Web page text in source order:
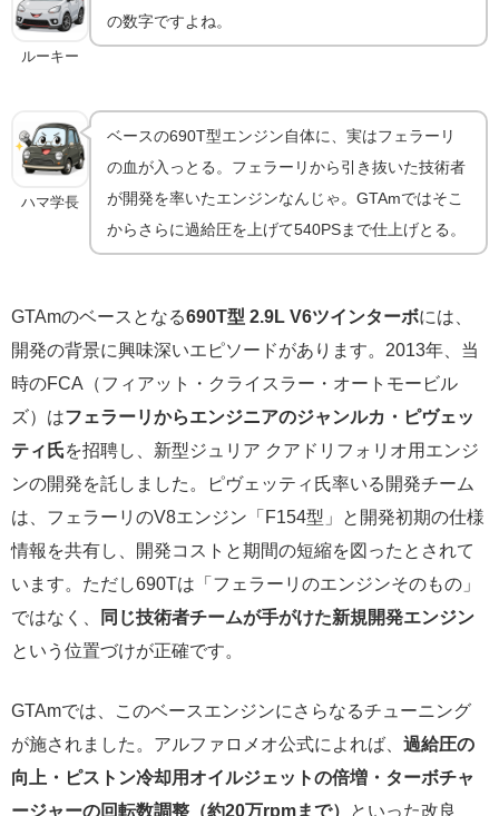
ルーキー
の数字ですよね。
ハマ学長
ベースの690T型エンジン自体に、実はフェラーリ
の血が入っとる。フェラーリから引き抜いた技術者
が開発を率いたエンジンなんじゃ。GTAmではそこ
からさらに過給圧を上げて540PSまで仕上げとる。
GTAmのベースとなる690T型 2.9L V6ツインターボには、
開発の背景に興味深いエピソードがあります。2013年、当
時のFCA（フィアット・クライスラー・オートモービル
ズ）はフェラーリからエンジニアのジャンルカ・ピヴェッ
ティ氏を招聘し、新型ジュリア クアドリフォリオ用エンジ
ンの開発を託しました。ピヴェッティ氏率いる開発チーム
は、フェラーリのV8エンジン「F154型」と開発初期の仕様
情報を共有し、開発コストと期間の短縮を図ったとされて
います。ただし690Tは「フェラーリのエンジンそのもの」
ではなく、
同じ技術者チームが手がけた新規開発エンジン
という位置づけが正確です。
GTAmでは、このベースエンジンにさらなるチューニング
が施されました。アルファロメオ公式によれば、 過給圧の
向上・ピストン冷却用オイルジェットの倍増・ターボチャ
ージャーの回転数調整（約20万rpmまで）
といった改良